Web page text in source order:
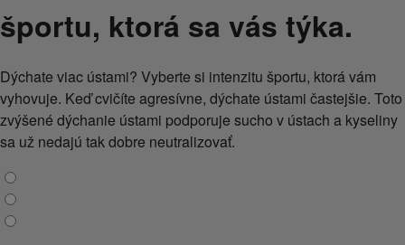
športu, ktorá sa vás týka.
Dýchate viac ústami? Vyberte si intenzitu športu, ktorá vám
vyhovuje. Keď cvičíte agresívne, dýchate ústami častejšie. Toto
zvýšené dýchanie ústami podporuje sucho v ústach a kyseliny
sa už nedajú tak dobre neutralizovať.